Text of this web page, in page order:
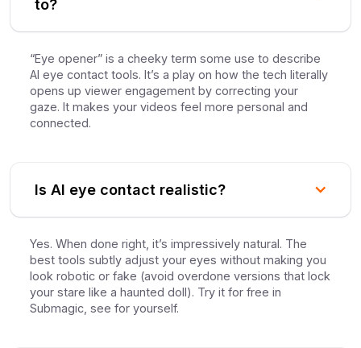
to?
“Eye opener” is a cheeky term some use to describe
AI eye contact tools. It’s a play on how the tech literally
opens up viewer engagement by correcting your
gaze. It makes your videos feel more personal and
connected.
Is AI eye contact realistic?
Yes. When done right, it’s impressively natural. The
best tools subtly adjust your eyes without making you
look robotic or fake (avoid overdone versions that lock
your stare like a haunted doll). Try it for free in
Submagic, see for yourself.